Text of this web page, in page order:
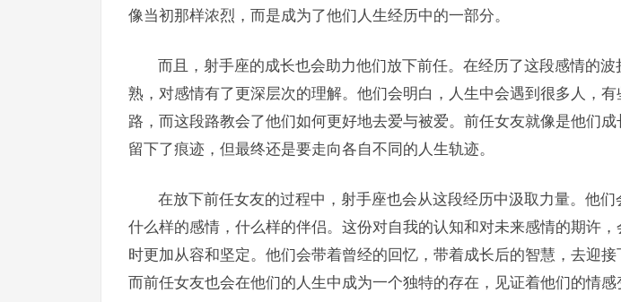
像当初那样浓烈，而是成为了他们人生经历中的一部分。
而且，射手座的成长也会助力他们放下前任。在经历了这段感情的
熟，对感情有了更深层次的理解。他们会明白，人生中会遇到很多人，
路，而这段路教会了他们如何更好地去爱与被爱。前任女友就像是他们
留下了痕迹，但最终还是要走向各自不同的人生轨迹。
在放下前任女友的过程中，射手座也会从这段经历中汲取力量。他
什么样的感情，什么样的伴侣。这份对自我的认知和对未来感情的期许
时更加从容和坚定。他们会带着曾经的回忆，带着成长后的智慧，去迎接
而前任女友也会在他们的人生中成为一个独特的存在，见证着他们的情感